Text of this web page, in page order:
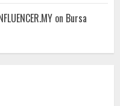
on Bursa